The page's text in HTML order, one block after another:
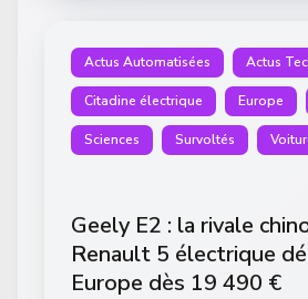
Actus Automatisées Actus
Citadine électrique Europe
Sciences Survoltés
Geely E2 : la rivale
Renault 5 électrique
Europe dès 19 490 €